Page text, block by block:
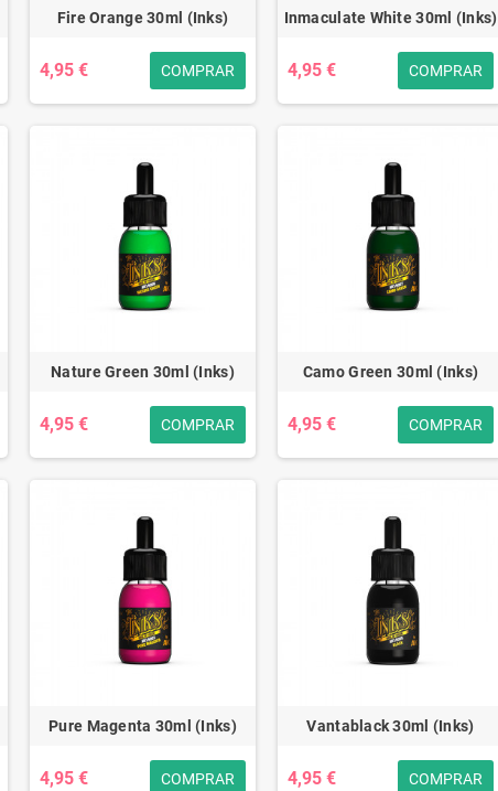
Fire Orange 30ml (Inks)
4,95 € COMPRAR
Inmaculate White 30ml (Inks)
4,95 € COMPRAR
Nature Green 30ml (Inks)
4,95 € COMPRAR
Camo Green 30ml (Inks)
4,95 € COMPRAR
Pure Magenta 30ml (Inks)
4,95 € COMPRAR
Vantablack 30ml (Inks)
4,95 € COMPRAR